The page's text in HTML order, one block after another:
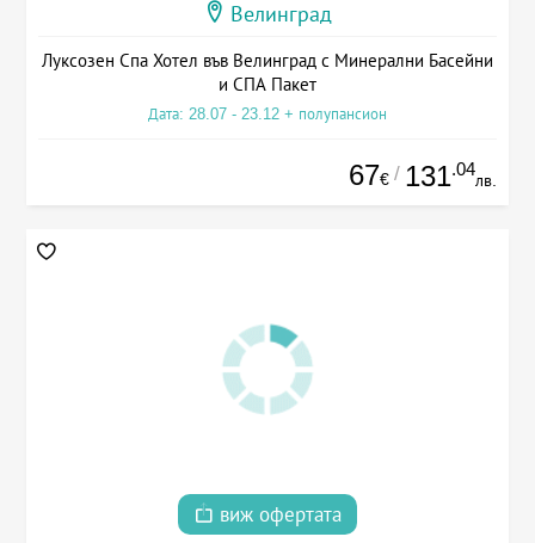
Велинград
Луксозен Спа Хотел във Велинград с Минерални Басейни
и СПА Пакет
Дата: 28.07 - 23.12 + полупансион
67€ / 131.04
лв.
виж офертата